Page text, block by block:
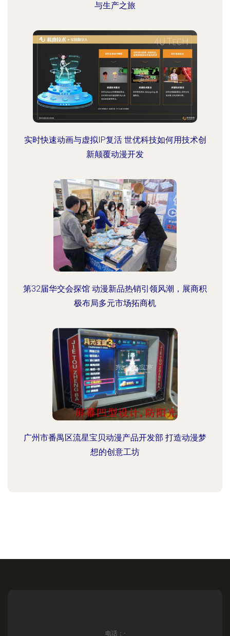
与生产之旅
实时快速动画与虚拟IP复活 世优科技如何用技术创
新颠覆动漫开发
第32届华交会探馆 动漫新品热销引领风潮，展商积
极布局多元市场拓商机
广州市番禺区流星宝贝动漫产品开发部 打造动漫梦
想的创意工坊
电话：-